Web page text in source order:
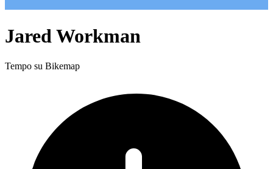
Jared Workman
Tempo su Bikemap